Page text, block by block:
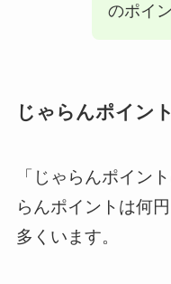
のポイ
じゃらんポイン
「じゃらんポイン
らんポイントは何
多くいます。